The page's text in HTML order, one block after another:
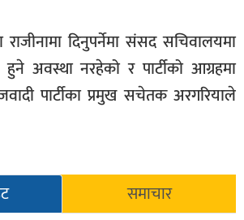
राजीनामा दिनुपर्नेमा संसद सचिवालयमा
अवस्था नरहेको र पार्टीको आग्रहमा
पार्टीका प्रमुख सचेतक अरगरियाले
समाचार